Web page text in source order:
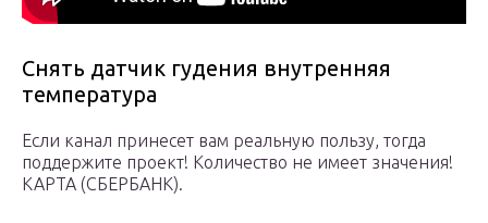
Снять датчик гудения внутренняя
температура
Если канал принесет вам реальную пользу, тогда
поддержите проект! Количество не имеет значения!
КАРТА (СБЕРБАНК).